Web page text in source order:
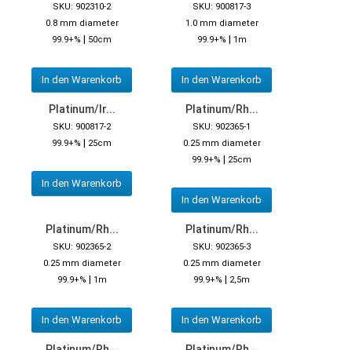
SKU: 902310-2
0.8 mm diameter
99.9+% | 50cm
In den Warenkorb
SKU: 900817-3
1.0 mm diameter
99.9+% | 1m
In den Warenkorb
Platinum/Ir...
SKU: 900817-2
99.9+% | 25cm
In den Warenkorb
Platinum/Rh...
SKU: 902365-1
0.25 mm diameter
99.9+% | 25cm
In den Warenkorb
Platinum/Rh...
SKU: 902365-2
0.25 mm diameter
99.9+% | 1m
In den Warenkorb
Platinum/Rh...
SKU: 902365-3
0.25 mm diameter
99.9+% | 2,5m
In den Warenkorb